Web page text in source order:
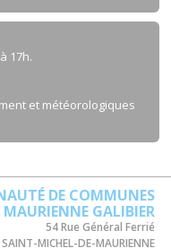
17h.
et météorologiques
DE COMMUNES
MAURIENNE GALIBIER
54 Rue Général Ferrié
MICHEL-DE-MAURIENNE